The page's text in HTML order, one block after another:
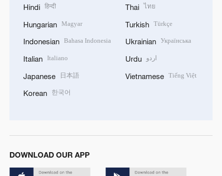
Hindi हिन्दी
Hungarian Magyar
Indonesian Bahasa Indonesia
Italian Italiano
Japanese 日本語
Korean 한국어
Thai ไทย
Turkish Türkçe
Ukrainian Українська
Urdu اردو
Vietnamese Tiếng Việt
DOWNLOAD OUR APP